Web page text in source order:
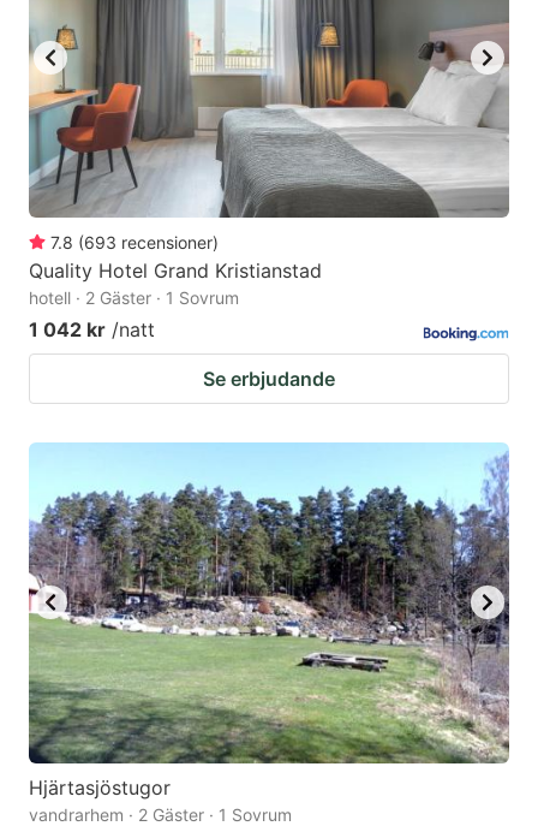
7.8 (693 recensioner)
Quality Hotel Grand Kristianstad
hotell · 2 Gäster · 1 Sovrum
1 042 kr /natt
Se erbjudande
Hjärtasjöstugor
vandrarhem · 2 Gäster · 1 Sovrum